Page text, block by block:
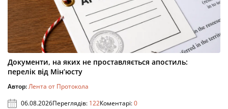
Документи, на яких не проставляється апостиль:
перелік від Мін’юсту
Автор:Лента от Протокола
06.08.2026Переглядів: 122Коментарі:0